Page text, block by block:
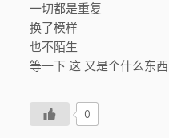
一切都是重复
换了模样
也不陌生
等一下 这 又是个什么东西
0